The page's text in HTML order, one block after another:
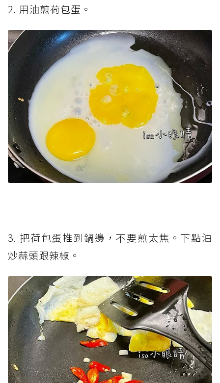
2. 用油煎荷包蛋。
3. 把荷包蛋推到鍋邊，不要煎太焦。下點油
炒蒜頭跟辣椒。